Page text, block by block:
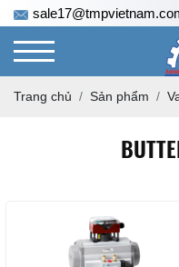
Trang chủ Sản phẩm